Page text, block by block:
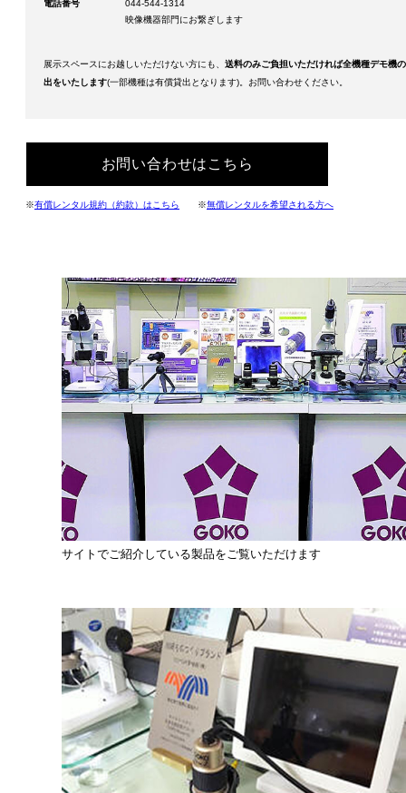
電話番号
044-544-1314
映像機器部門にお繋ぎします
展示スペースにお越しいただけない方にも、 送料のみご負担いただければ全機種デモ機
出をいたします(一部機種は有償貸出となります)。お問い合わせください。
お問い合わせはこちら
※有償レンタル規約（約款）はこちら ※無償レンタルを希望される方へ
サイトでご紹介している製品をご覧いただけます